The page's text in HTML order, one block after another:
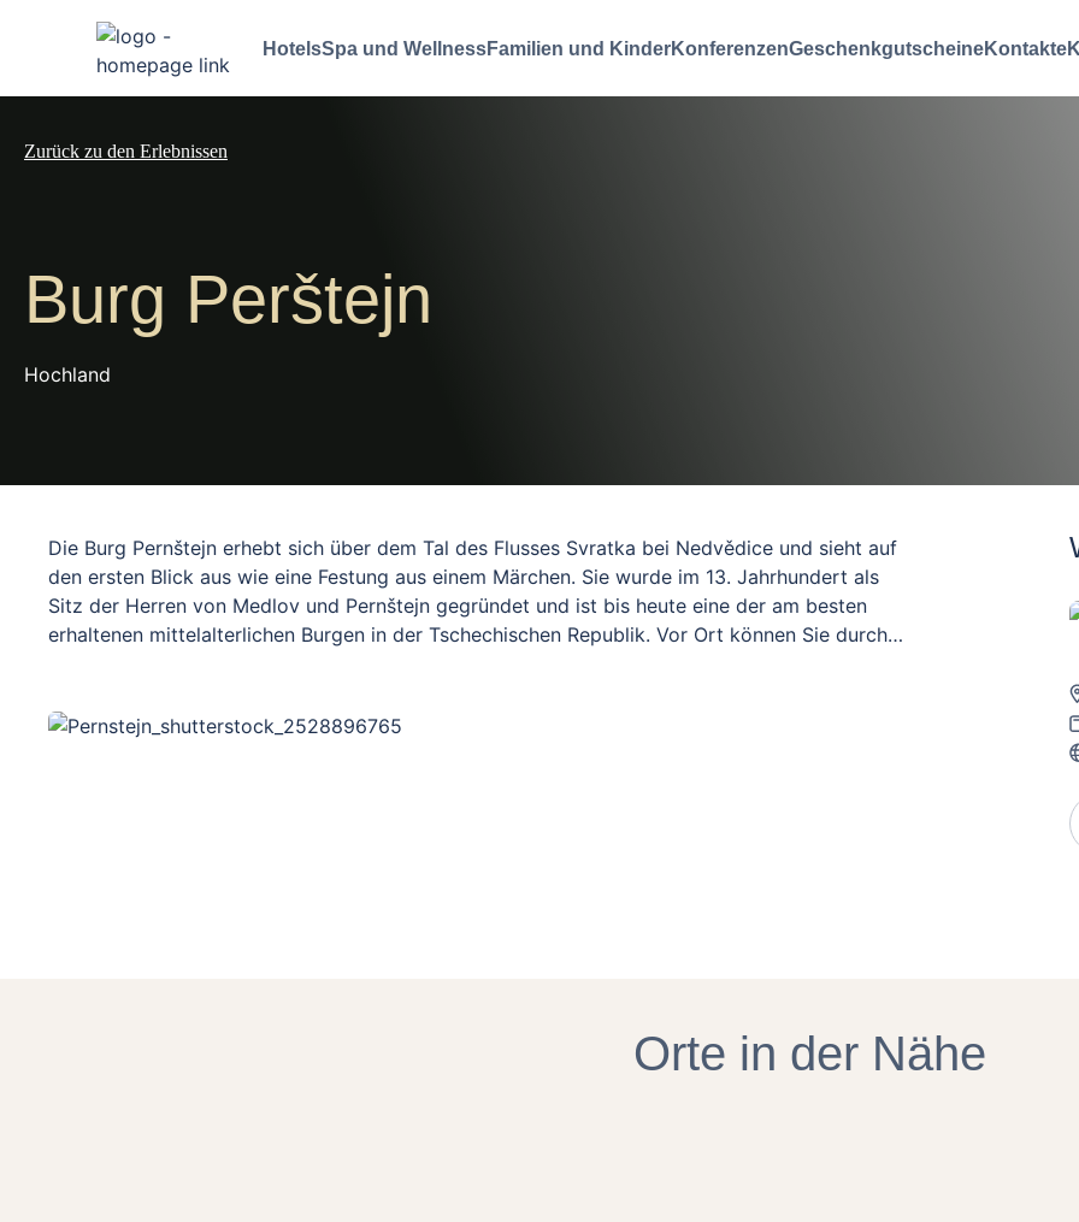
HotelsSpa und WellnessFamilien und KinderKonferenzenGeschenkgutscheineKontakte
Zurück zu den Erlebnissen
Burg Perštejn
Hochland
Die Burg Pernštejn erhebt sich über dem Tal des Flusses Svratka bei Nedvědice und sieht auf
den ersten Blick aus wie eine Festung aus einem Märchen. Sie wurde im 13. Jahrhundert als
Sitz der Herren von Medlov und Pernštejn gegründet und ist bis heute eine der am besten
erhaltenen mittelalterlichen Burgen in der Tschechischen Republik. Vor Ort können Sie durch
Mit einem Kinderwagen können Sie leicht in den Burghof gelangen, so dass Sie die Burgkulisse
Orte in der Nähe